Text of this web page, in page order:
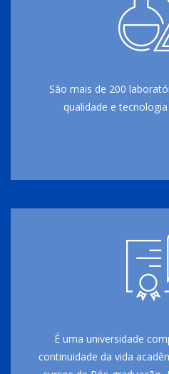
São mais de 200
qualidade e
É uma universidade
continuidade da vida